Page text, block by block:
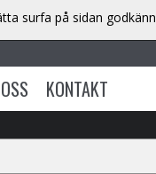
KONTAKT
surfa på sidan